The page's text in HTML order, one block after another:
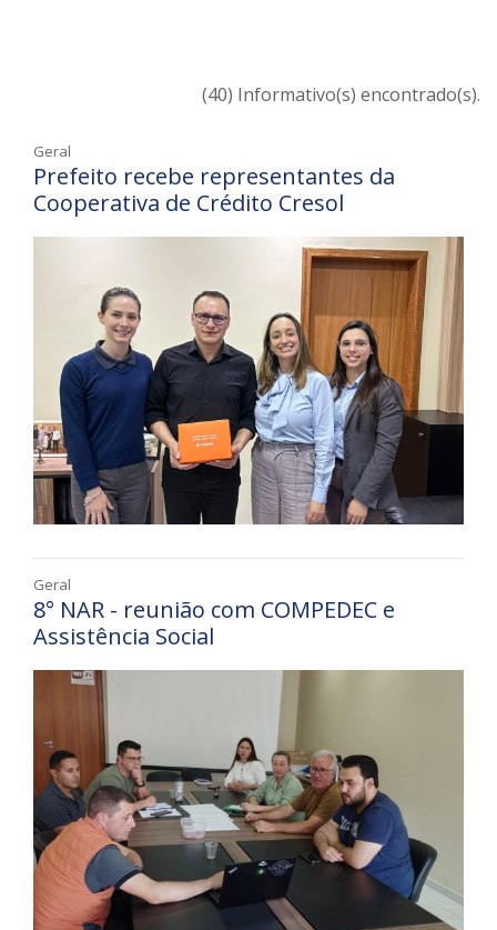
(40) Informativo(s) encontrado(s).
Geral
Prefeito recebe representantes da
Cooperativa de Crédito Cresol
Geral
8° NAR - reunião com COMPEDEC e
Assistência Social